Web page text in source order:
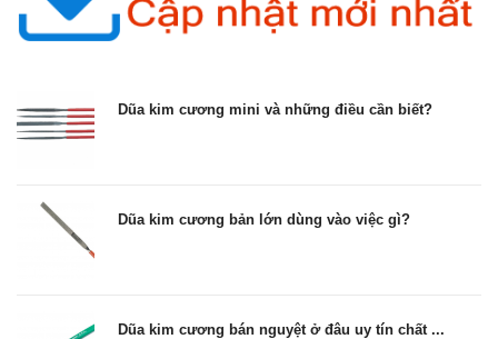
Dũa kim cương mini và những điều cần biết?
Dũa kim cương bản lớn dùng vào việc gì?
Dũa kim cương bán nguyệt ở đâu uy tín chất ...